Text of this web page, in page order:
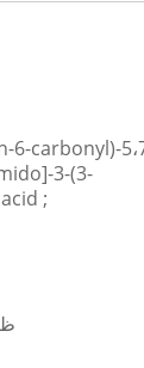
3-(3-
;